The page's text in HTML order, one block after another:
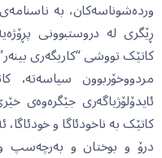
وردەشوناسەکان، بە
ڕێگری لە دروستبوونی
کاتێک تووشی “کاریگەری
مردووخۆربوون سیاسەتە،
ئایدۆلۆژیاگەری
کاتێک بە ناخودئاگا و
درۆ و بوختان و بەرچەسپ